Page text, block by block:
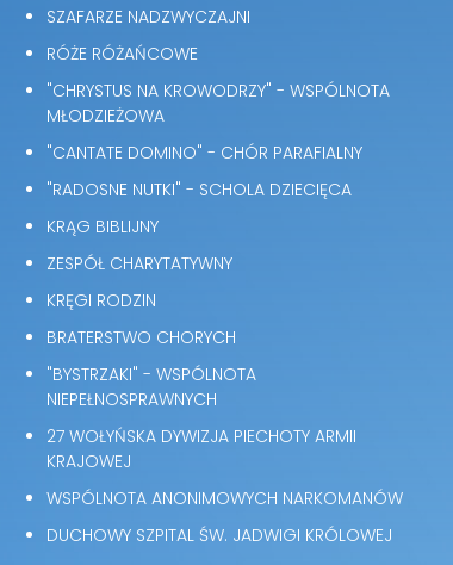
SZAFARZE NADZWYCZAJNI
RÓŻE RÓŻAŃCOWE
"CHRYSTUS NA KROWODRZY" - WSPÓLNOTA
MŁODZIEŻOWA
"CANTATE DOMINO" - CHÓR PARAFIALNY
"RADOSNE NUTKI" - SCHOLA DZIECIĘCA
KRĄG BIBLIJNY
ZESPÓŁ CHARYTATYWNY
KRĘGI RODZIN
BRATERSTWO CHORYCH
"BYSTRZAKI" - WSPÓLNOTA
NIEPEŁNOSPRAWNYCH
27 WOŁYŃSKA DYWIZJA PIECHOTY ARMII
KRAJOWEJ
WSPÓLNOTA ANONIMOWYCH NARKOMANÓW
DUCHOWY SZPITAL ŚW. JADWIGI KRÓLOWEJ